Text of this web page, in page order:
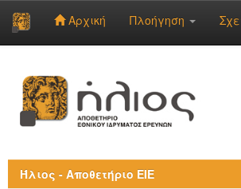
navigation
Αρχική Πλοήγηση
Ήλιος - Αποθετήριο ΕΙΕ